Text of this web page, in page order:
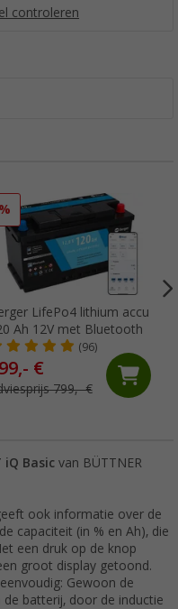
controleren
%
LifePo4 lithium accu
Ah 12V met Bluetooth
(96)
€
799,- €
iQ Basic van BÜTTNER
ook informatie over de
capaciteit (in % en Ah), die
een druk op de knop
groot display getoond.
Gewoon de
batterij, door de inductie